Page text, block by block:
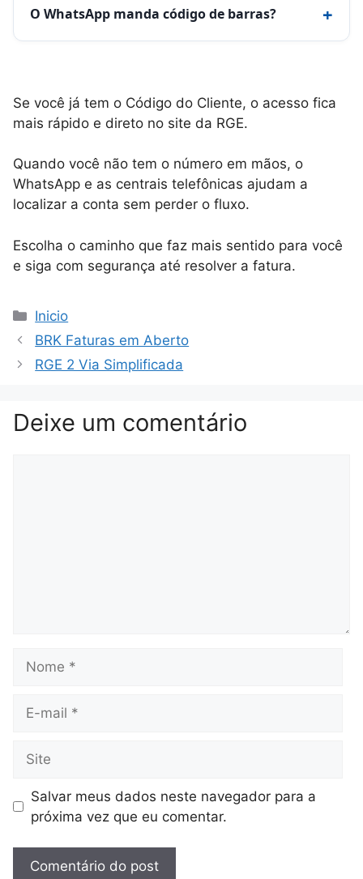
O WhatsApp manda código de barras? +
Se você já tem o Código do Cliente, o acesso fica
mais rápido e direto no site da RGE.
Quando você não tem o número em mãos, o
WhatsApp e as centrais telefônicas ajudam a
localizar a conta sem perder o fluxo.
Escolha o caminho que faz mais sentido para você
e siga com segurança até resolver a fatura.
Categorias
Inicio
BRK Faturas em Aberto
RGE 2 Via Simplificada
Deixe um comentário
mail
Salvar meus dados neste navegador para a
próxima vez que eu comentar.